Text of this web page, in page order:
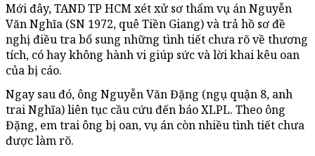
Mới đây, TAND TP HCM xét xử sơ thẩm vụ án Nguyễn
Văn Nghĩa (SN 1972, quê Tiền Giang) và trả hồ sơ đề
nghị điều tra bổ sung những tình tiết chưa rõ về thương
tích, có hay không hành vi giúp sức và lời khai kêu oan
của bị cáo.
Ngay sau đó, ông Nguyễn Văn Đặng (ngụ quận 8, anh
trai Nghĩa) liên tục cầu cứu đến báo XLPL. Theo ông
Đặng, em trai ông bị oan, vụ án còn nhiều tình tiết chưa
được làm rõ.